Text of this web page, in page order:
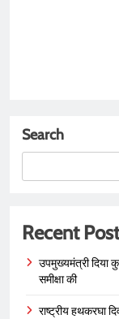
Search
Recent
उपमुख्यमंत्री दिया
समीक्षा की
राष्ट्रीय हथकरघा